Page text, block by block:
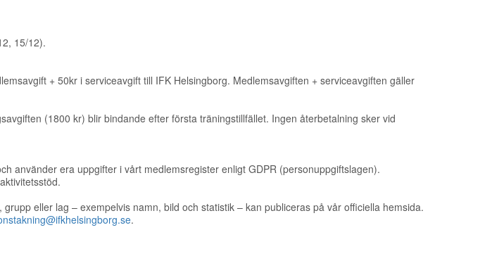
15/12).
+ 50kr i serviceavgift till IFK Helsingborg. Medlemsavgiften + serviceavgiften gäller
(1800 kr) blir bindande efter första träningstillfället. Ingen återbetalning sker vid
använder era uppgifter i vårt medlemsregister enligt GDPR (personuppgiftslagen).
eller lag – exempelvis namn, bild och statistik – kan publiceras på vår officiella hemsida.
.